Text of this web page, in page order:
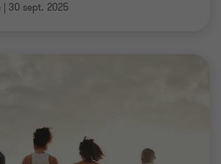
| 30 sept. 2025